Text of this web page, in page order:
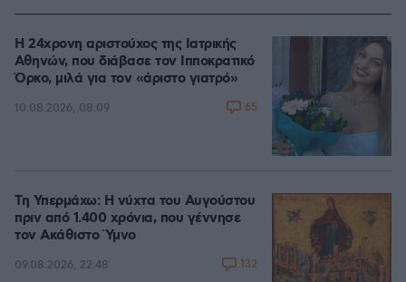
Η 24χρονη αριστούχος της Ιατρικής
Αθηνών, που διάβασε τον Ιπποκρατικό
Όρκο, μιλά για τον «άριστο γιατρό»
10.08.2026, 08:09 65
Τη Υπερμάχω: Η νύχτα του Αυγούστου
πριν από 1.400 χρόνια, που γέννησε
τον Ακάθιστο Ύμνο
09.08.2026, 22:48 132